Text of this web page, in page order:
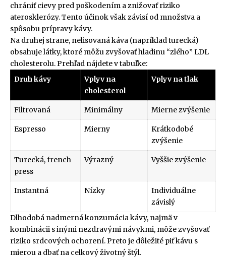
chrániť cievy pred poškodením a znižovať riziko
aterosklerózy. Tento účinok však závisí od množstva a
spôsobu prípravy kávy.
Na druhej strane, nelisovaná káva (napríklad turecká)
obsahuje látky, ktoré môžu zvyšovať hladinu “zlého” LDL
cholesterolu. Prehľad nájdete v tabuľke:
Druh kávy
Vplyv na
cholesterol
Vplyv na tlak
Filtrovaná Minimálny Mierne zvýšenie
Espresso Mierny
Krátkodobé
zvýšenie
Turecká, french
press
Výrazný Vyššie zvýšenie
Instantná Nízky
Individuálne
závislý
Dlhodobá nadmerná konzumácia kávy, najmä v
kombinácii s inými nezdravými návykmi, môže zvyšovať
riziko srdcových ochorení. Preto je dôležité piť kávu s
mierou a dbať na celkový životný štýl.